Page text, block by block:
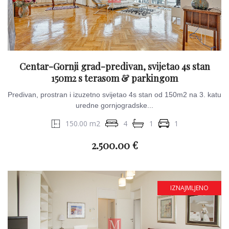
Centar-Gornji grad-predivan, svijetao 4s stan
150m2 s terasom & parkingom
Predivan, prostran i izuzetno svijetao 4s stan od 150m2 na 3. katu
uredne gornjogradske...
150.00 m2 4 1 1
2.500.00 €
IZNAJMLJENO